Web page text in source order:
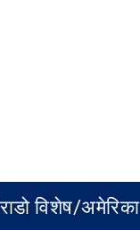
विशेष/अमेरिका